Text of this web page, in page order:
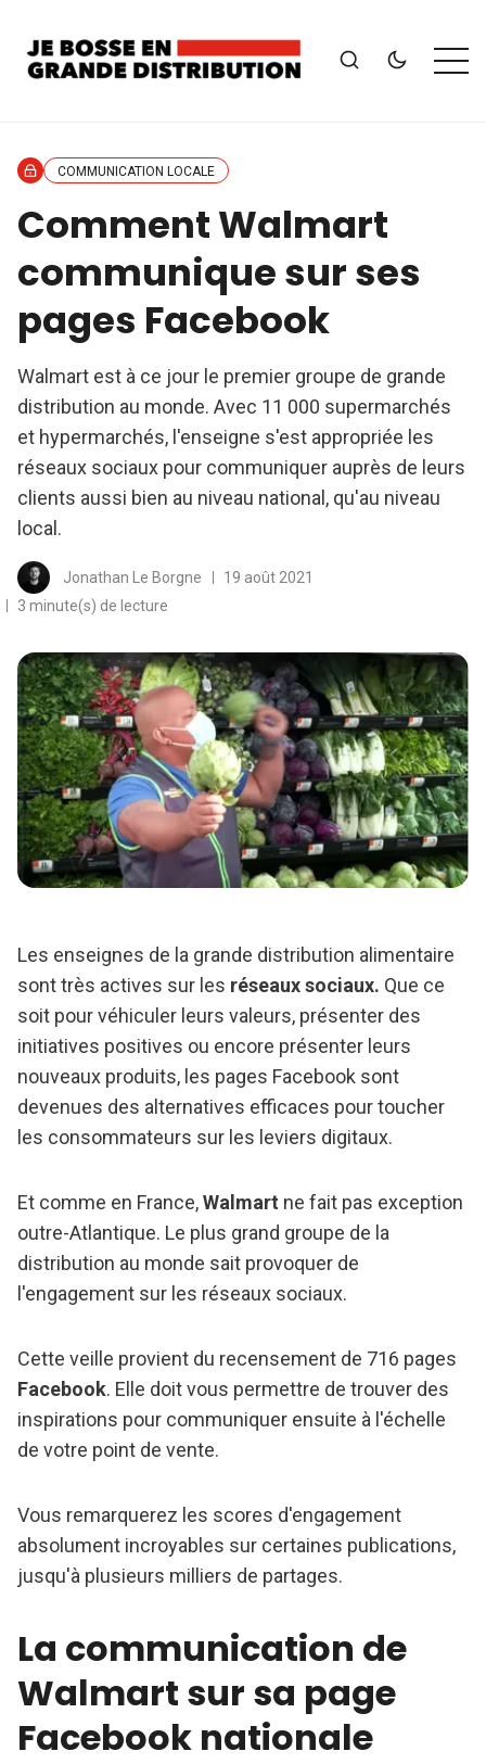
COMMUNICATION LOCALE
Comment Walmart
communique sur ses
pages Facebook
Walmart est à ce jour le premier groupe de grande
distribution au monde. Avec 11 000 supermarchés
et hypermarchés, l'enseigne s'est appropriée les
réseaux sociaux pour communiquer auprès de leurs
clients aussi bien au niveau national, qu'au niveau
local.
Jonathan Le Borgne
19 août 2021
3 minute(s) de lecture
Les enseignes de la grande distribution alimentaire
sont très actives sur les réseaux sociaux. Que ce
soit pour véhiculer leurs valeurs, présenter des
initiatives positives ou encore présenter leurs
nouveaux produits, les pages Facebook sont
devenues des alternatives efficaces pour toucher
les consommateurs sur les leviers digitaux.
Et comme en France,Walmart ne fait pas exception
outre-Atlantique. Le plus grand groupe de la
distribution au monde sait provoquer de
l'engagement sur les réseaux sociaux.
Cette veille provient du recensement de 716 pages
Facebook. Elle doit vous permettre de trouver des
inspirations pour communiquer ensuite à l'échelle
de votre point de vente.
Vous remarquerez les scores d'engagement
absolument incroyables sur certaines publications,
jusqu'à plusieurs milliers de partages.
La communication de
Walmart sur sa page
Facebook nationale